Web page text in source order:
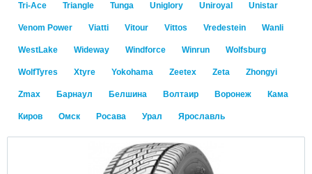
Tri-Ace Triangle Tunga Uniglory Uniroyal Unistar
Venom Power Viatti Vitour Vittos Vredestein Wanli
WestLake Wideway Windforce Winrun Wolfsburg
WolfTyres Xtyre Yokohama Zeetex Zeta Zhongyi
Zmax Барнаул Белшина Волтаир Воронеж Кама
Киров Омск Росава Урал Ярославль